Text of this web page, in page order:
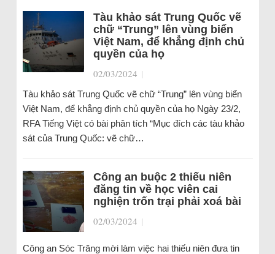
Tàu khảo sát Trung Quốc vẽ
chữ “Trung” lên vùng biển
Việt Nam, để khẳng định chủ
quyền của họ
02/03/2024 |
Tàu khảo sát Trung Quốc vẽ chữ “Trung” lên vùng biển
Việt Nam, để khẳng định chủ quyền của họ Ngày 23/2,
RFA Tiếng Việt có bài phân tích “Mục đích các tàu khảo
sát của Trung Quốc: vẽ chữ…
Công an buộc 2 thiếu niên
đăng tin về học viên cai
nghiện trốn trại phải xoá bài
02/03/2024 |
Công an Sóc Trăng mời làm việc hai thiếu niên đưa tin